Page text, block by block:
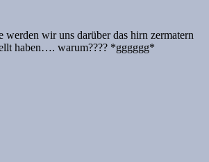
wir uns darüber das hirn zermatern
haben…. warum???? *gggggg*